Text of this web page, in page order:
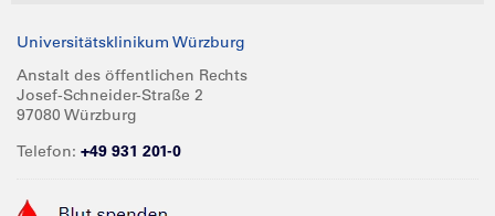
Universitätsklinikum Würzburg
Anstalt des öffentlichen Rechts
Josef-Schneider-Straße 2
97080 Würzburg
Telefon: +49 931 201-0